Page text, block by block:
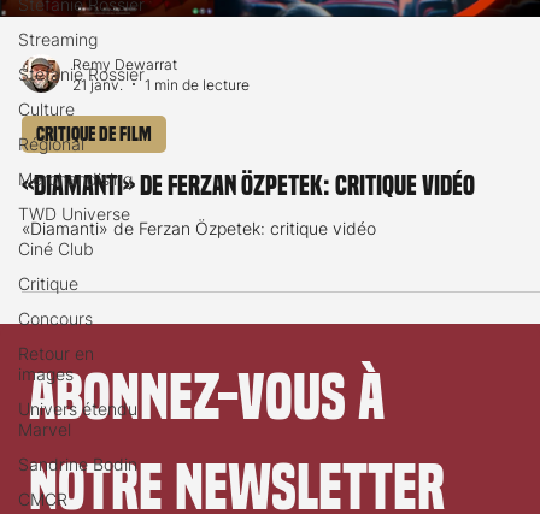
Streaming
Stefanie Rossier
Culture
Régional
Merchandising
TWD Universe
Ciné Club
Critique
Concours
Retour en
images
Univers étendu
Marvel
Sandrine Bodin
CMCR
Remy Dewarrat
21 janv.
1 min de lecture
Critique de film
«Diamanti» de Ferzan Özpetek: critique vidéo
«Diamanti» de Ferzan Özpetek: critique vidéo
Abonnez-vous à
notre newsletter